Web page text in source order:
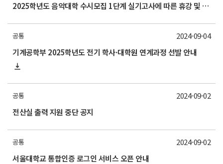
2025학년도 음악대학 수시모집 1단계 실기고사에 따른 휴강 및 출입통제 안내
공통
기계공학부 2025학년도 전기 학사·대학원 연계과정 선발 안내
2024-09-04
공통
전산실 출력 지원 중단 공지
2024-09-02
공통
서울대학교 통합인증 로그인 서비스 오픈 안내
2024-09-02